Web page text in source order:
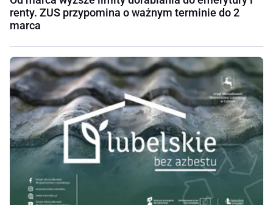
renty. ZUS przypomina o ważnym terminie do 2
marca